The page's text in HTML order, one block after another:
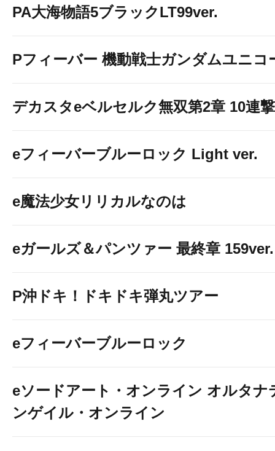
PA大海物語5ブラックLT99ver.
Pフィーバー 機動戦士ガンダムユニコ
デカスタeベルセルク無双第2章 10連
eフィーバーブルーロック Light ver.
e魔法少女リリカルなのは
eガールズ＆パンツァー 最終章 159ver.
P沖ドキ！ドキドキ弾丸ツアー
eフィーバーブルーロック
eソードアート・オンライン オルタナ
ンゲイル・オンライン